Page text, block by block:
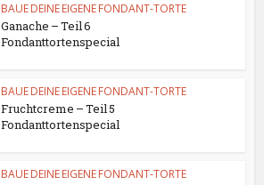
BAUE DEINE EIGENE FONDANT-TORTE
Ganache – Teil 6
Fondanttortenspecial
BAUE DEINE EIGENE FONDANT-TORTE
Fruchtcreme – Teil 5
Fondanttortenspecial
BAUE DEINE EIGENE FONDANT-TORTE